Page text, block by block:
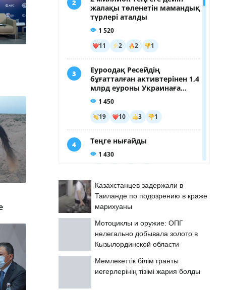
Казахстанцев задержали в
Таиланде по подозрению в краже
марихуаны
Мотоциклы и оружие: ОПГ
нелегально добывала золото в
Кызылординской области
Мемлекеттік білім гранты
иегерлерінің тізімі жария болды